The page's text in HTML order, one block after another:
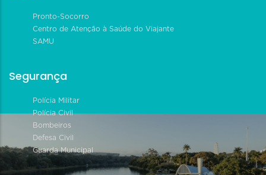
Pronto-Socorro
Centro de Atenção à Saúde do Viajante
SAMU
Segurança
Polícia Militar
Polícia Civil
Bombeiros
Defesa Civil
Guarda Municipal